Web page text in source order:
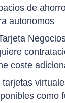
de
autonomos
coste
tarjetas
como